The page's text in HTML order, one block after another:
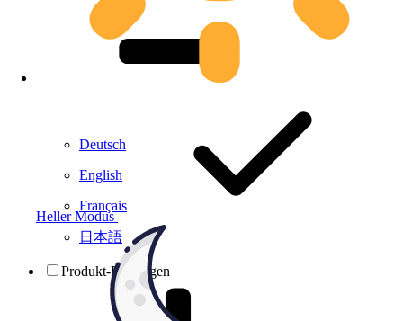
Heller Modus
Deutsch
English
Français
日本語
Produkt-Prüfungen